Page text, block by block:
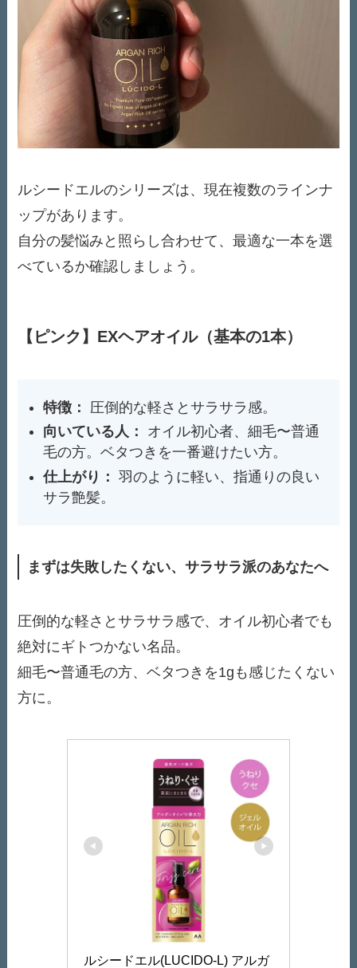
ルシードエルのシリーズは、現在複数のラインナ
ップがあります。
自分の髪悩みと照らし合わせて、最適な一本を選
べているか確認しましょう。
【ピンク】EXヘアオイル（基本の1本）
特徴：
圧倒的な軽さとサラサラ感。
向いている人：
オイル初心者、細毛〜普通
毛の方。ベタつきを一番避けたい方。
仕上がり： 羽のように軽い、指通りの良い
サラ艶髪。
まずは失敗したくない、サラサラ派のあなたへ
圧倒的な軽さとサラサラ感で、オイル初心者でも
絶対にギトつかない名品。
細毛〜普通毛の方、ベタつきを1gも感じたくない
方に。
ルシードエル(LUCIDO-L) アルガ